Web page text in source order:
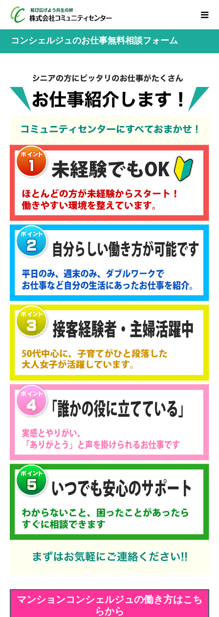
コンシェルジュのお仕事無料相談フォーム
マンションコンシェルジュの働き方はこち
らから